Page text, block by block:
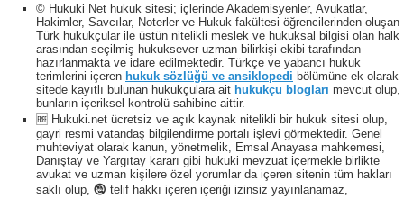
© Hukuki Net hukuk sitesi; içlerinde Akademisyenler, Avukatlar,
Hakimler, Savcılar, Noterler ve Hukuk fakültesi öğrencilerinden oluşan
Türk hukukçular ile üstün nitelikli meslek ve hukuksal bilgisi olan halk
arasından seçilmiş hukuksever uzman bilirkişi ekibi tarafından
hazırlanmakta ve idare edilmektedir. Türkçe ve yabancı hukuk
terimlerini içeren hukuk sözlüğü ve ansiklopedi bölümüne ek olarak
sitede kayıtlı bulunan hukukçulara ait hukukçu blogları mevcut olup,
bunların içeriksel kontrolü sahibine aittir.
🆓 Hukuki.net ücretsiz ve açık kaynak nitelikli bir hukuk sitesi olup,
gayri resmi vatandaş bilgilendirme portalı işlevi görmektedir. Genel
muhteviyat olarak kanun, yönetmelik, Emsal Anayasa mahkemesi,
Danıştay ve Yargıtay kararı gibi hukuki mevzuat içermekle birlikte
avukat ve uzman kişilere özel yorumlar da içeren sitenin tüm hakları
saklı olup, 🕲 telif hakkı içeren içeriği izinsiz yayınlanamaz,